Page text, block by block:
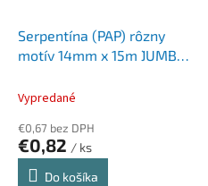
Serpentína (PAP) rôzny
motív 14mm x 15m `JUMBO`
Vypredané
€0,67 bez DPH
€0,82 / ks
Do košíka